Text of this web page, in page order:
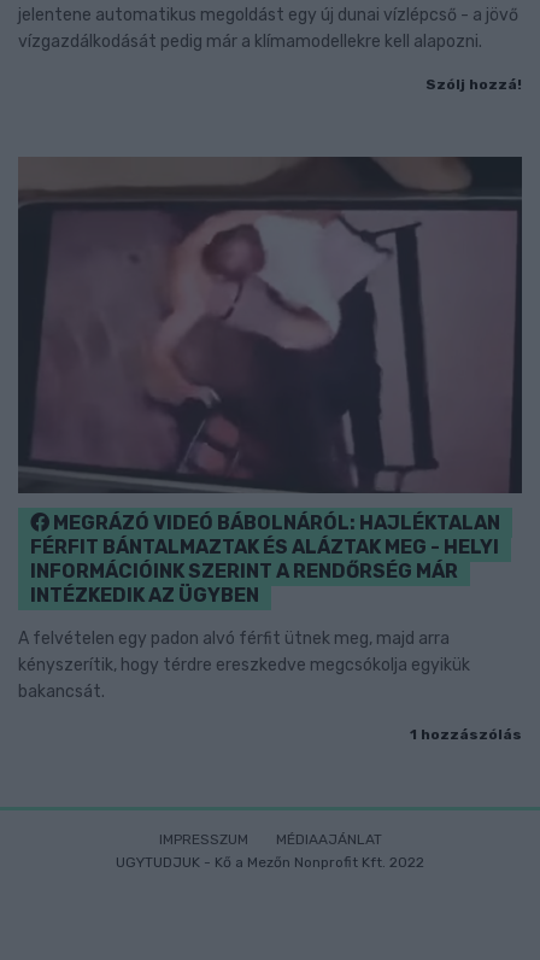
jelentene automatikus megoldást egy új dunai vízlépcső - a jövő
vízgazdálkodását pedig már a klímamodellekre kell alapozni.
Szólj hozzá!
MEGRÁZÓ VIDEÓ BÁBOLNÁRÓL: HAJLÉKTALAN
FÉRFIT BÁNTALMAZTAK ÉS ALÁZTAK MEG - HELYI
INFORMÁCIÓINK SZERINT A RENDŐRSÉG MÁR
INTÉZKEDIK AZ ÜGYBEN
A felvételen egy padon alvó férfit ütnek meg, majd arra
kényszerítik, hogy térdre ereszkedve megcsókolja egyikük
bakancsát.
1 hozzászólás
IMPRESSZUM
MÉDIAAJÁNLAT
UGYTUDJUK - Kő a Mezőn Nonprofit Kft. 2022